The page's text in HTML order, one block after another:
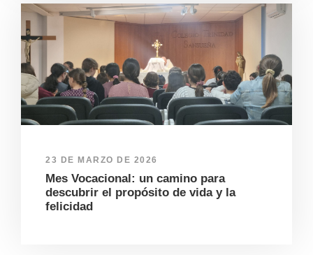
23 DE MARZO DE 2026
Mes Vocacional: un camino para
descubrir el propósito de vida y la
felicidad